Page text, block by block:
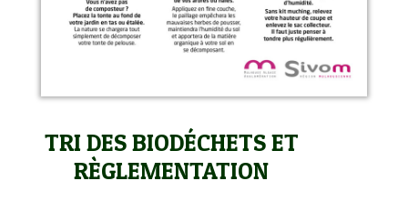
TRI DES BIODÉCHETS ET
RÈGLEMENTATION